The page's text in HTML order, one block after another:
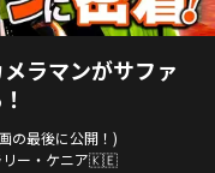
メラマンがサファ
の最後に公開！)
リー・ケニア🇰🇪